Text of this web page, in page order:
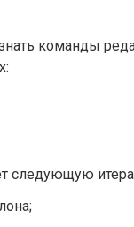
команды
следующую